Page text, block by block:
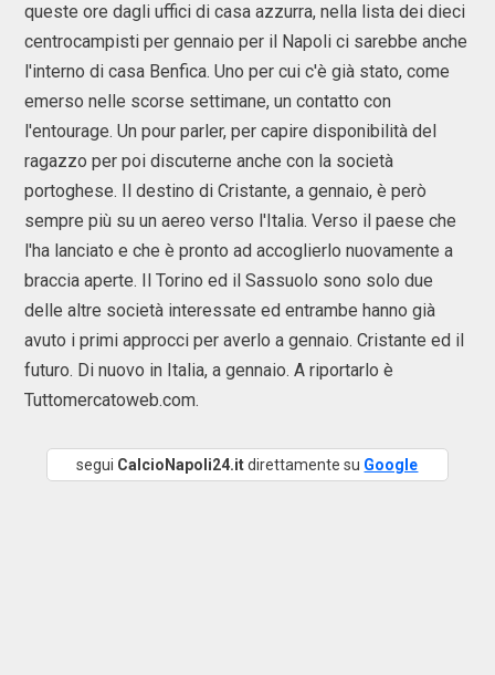
queste ore dagli uffici di casa azzurra, nella lista dei dieci
centrocampisti per gennaio per il Napoli ci sarebbe anche
l'interno di casa Benfica. Uno per cui c'è già stato, come
emerso nelle scorse settimane, un contatto con
l'entourage. Un pour parler, per capire disponibilità del
ragazzo per poi discuterne anche con la società
portoghese. Il destino di Cristante, a gennaio, è però
sempre più su un aereo verso l'Italia. Verso il paese che
l'ha lanciato e che è pronto ad accoglierlo nuovamente a
braccia aperte. Il Torino ed il Sassuolo sono solo due
delle altre società interessate ed entrambe hanno già
avuto i primi approcci per averlo a gennaio. Cristante ed il
futuro. Di nuovo in Italia, a gennaio. A riportarlo è
Tuttomercatoweb.com.
segui CalcioNapoli24.itdirettamente su Google